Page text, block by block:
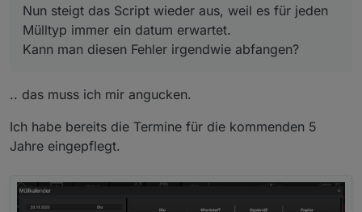
Nun steigt das Script wieder aus, weil es für jeden
Mülltyp immer ein datum erwartet.
Kann man diesen Fehler irgendwie abfangen?
.. das muss ich mir angucken.
Ich habe bereits die Termine für die kommenden 5
Jahre eingepflegt.